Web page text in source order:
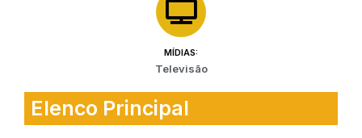
MÍDIAS:
Televisão
Elenco Principal